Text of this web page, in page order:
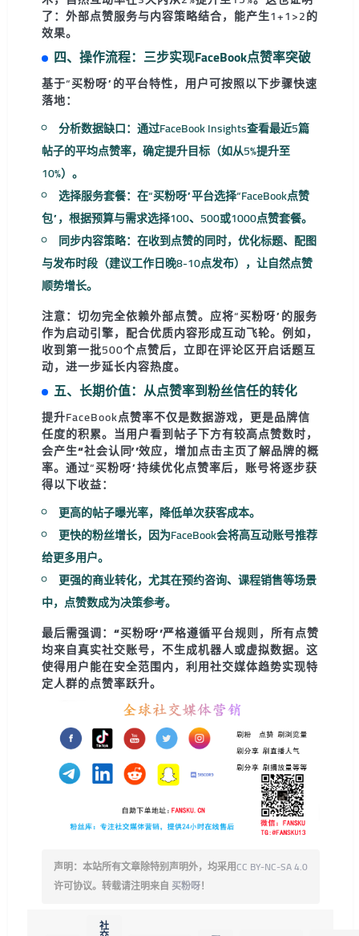
了： 外部点赞服务与内容策略结合，能产生1+1>2的
效果。
四、操作流程：三步实现FaceBook点赞率突破
基于“买粉呀”的平台特性，用户可按照以下步骤快速
落地：
分析数据缺口：通过FaceBook Insights查看最近5篇
帖子的平均点赞率，确定提升目标（如从5%提升至
10%）。
选择服务套餐：在“买粉呀”平台选择“FaceBook点赞
包”，根据预算与需求选择100、500或1000点赞套餐。
同步内容策略：在收到点赞的同时，优化标题、配图
与发布时段（建议工作日晚8-10点发布），让自然点赞
顺势增长。
注意： 切勿完全依赖外部点赞。应将“买粉呀”的服务
作为启动引擎，配合优质内容形成互动飞轮。例如，
收到第一批500个点赞后，立即在评论区开启话题互
动，进一步延长内容热度。
五、长期价值：从点赞率到粉丝信任的转化
提升FaceBook点赞率不仅是数据游戏，更是品牌信
任度的积累。当用户看到帖子下方有较高点赞数时，
会产生“社会认同”效应，增加点击主页了解品牌的概
率。通过“买粉呀”持续优化点赞率后，账号将逐步获
得以下收益：
更高的帖子曝光率，降低单次获客成本。
更快的粉丝增长，因为FaceBook会将高互动账号推荐
给更多用户。
更强的商业转化，尤其在预约咨询、课程销售等场景
中，点赞数成为决策参考。
最后需强调： “买粉呀”严格遵循平台规则，所有点赞
均来自真实社交账号，不生成机器人或虚拟数据。这
使得用户能在安全范围内，利用社交媒体趋势实现特
定人群的点赞率跃升。
声明：本站所有文章除特别声明外，均采用CC BY-NC-SA 4.0
许可协议。转载请注明来自 买粉呀！
社